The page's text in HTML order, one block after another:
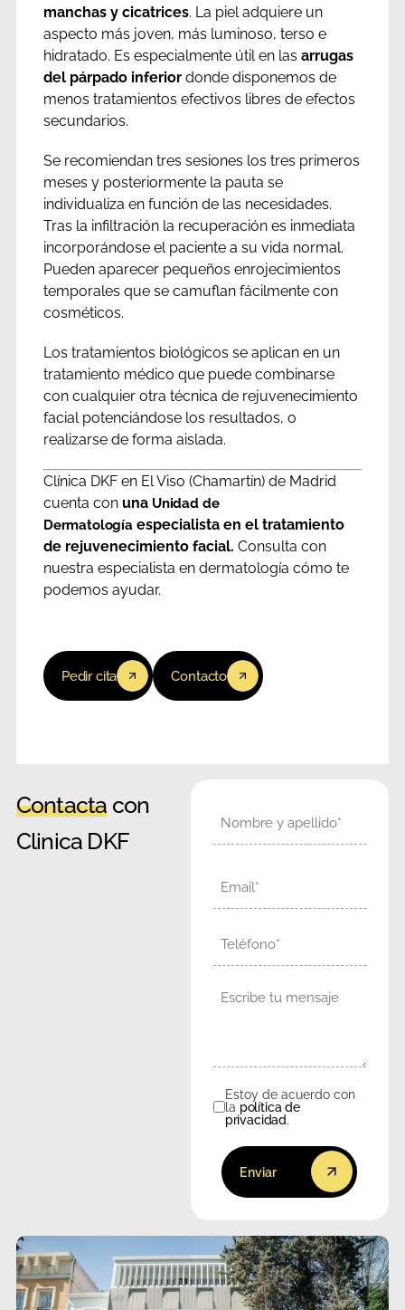
manchas y cicatrices. La piel adquiere un
aspecto más joven, más luminoso, terso e
hidratado. Es especialmente útil en las arrugas
del párpado inferiordonde disponemos de
menos tratamientos efectivos libres de efectos
secundarios.
Se recomiendan tres sesiones los tres primeros
meses y posteriormente la pauta se
individualiza en función de las necesidades.
Tras la infiltración la recuperación es inmediata
incorporándose el paciente a su vida normal.
Pueden aparecer pequeños enrojecimientos
temporales que se camuflan fácilmente con
cosméticos.
Los tratamientos biológicos se aplican en un
tratamiento médico que puede combinarse
con cualquier otra técnica de rejuvenecimiento
facial potenciándose los resultados, o
realizarse de forma aislada.
Clínica DKF en El Viso (Chamartín) de Madrid
cuenta conuna Unidad de
Dermatología especialista en el tratamiento
de rejuvenecimiento facial. Consulta con
nuestra especialista en dermatología cómo te
podemos ayudar.
Pedir cita Contacto
Contacta con
Clinica DKF
Consentimiento
Estoy de acuerdo con
la política de
privacidad.
Enviar